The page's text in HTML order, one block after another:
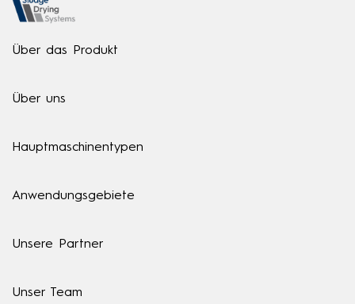
Über das Produkt
Über uns
Hauptmaschinentypen
Anwendungsgebiete
Unsere Partner
Unser Team